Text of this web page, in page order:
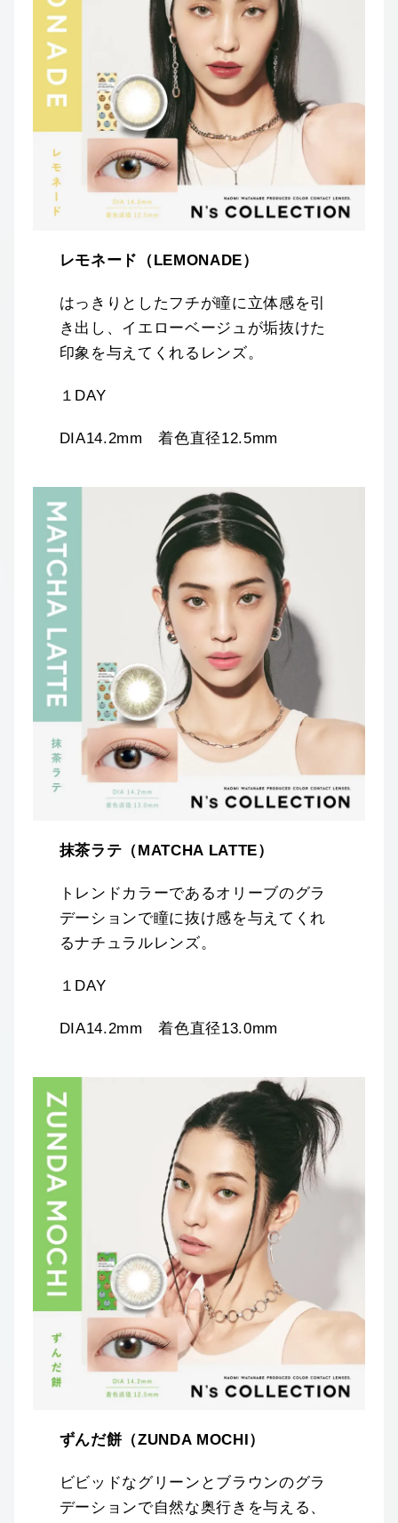
レモネード（LEMONADE）
はっきりとしたフチが瞳に立体感を引
き出し、イエローベージュが垢抜けた
印象を与えてくれるレンズ。
１DAY
DIA14.2mm 着色直径12.5mm
抹茶ラテ（MATCHA LATTE）
トレンドカラーであるオリーブのグラ
デーションで瞳に抜け感を与えてくれ
るナチュラルレンズ。
１DAY
DIA14.2mm 着色直径13.0mm
ずんだ餅（ZUNDA MOCHI）
ビビッドなグリーンとブラウンのグラ
デーションで自然な奥行きを与える、